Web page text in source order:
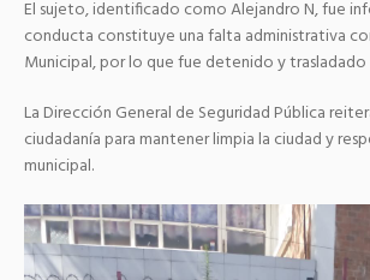
El sujeto, identificado como Alejandro N, fue
conducta constituye una falta administrativa
Municipal, por lo que fue detenido y trasladado
La Dirección General de Seguridad Pública
ciudadanía para mantener limpia la ciudad y
municipal.